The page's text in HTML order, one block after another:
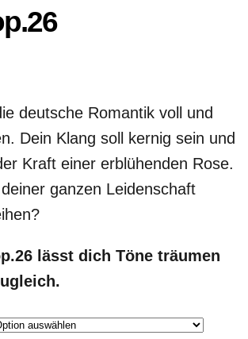
deutsche Romantik voll und
Dein Klang soll kernig sein und
Kraft einer erblühenden Rose.
ganzen Leidenschaft
lässt dich Töne träumen